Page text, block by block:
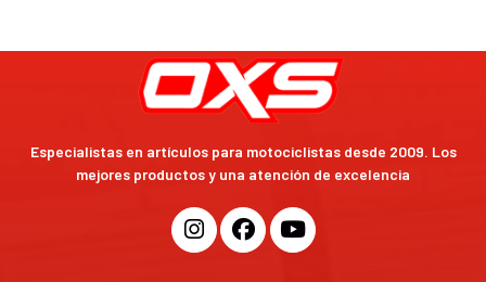
Especialistas en artículos para motociclistas desde 2009. Los
mejores productos y una atención de excelencia